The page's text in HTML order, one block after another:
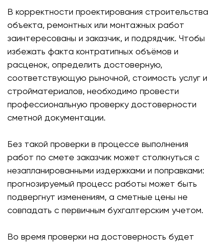
В корректности проектирования строительства
объекта, ремонтных или монтажных работ
заинтересованы и заказчик, и подрядчик. Чтобы
избежать факта контратипных объёмов и
расценок, определить достоверную,
соответствующую рыночной, стоимость услуг и
стройматериалов, необходимо провести
профессиональную проверку достоверности
сметной документации.
Без такой проверки в процессе выполнения
работ по смете заказчик может столкнуться с
незапланированными издержками и поправками:
прогнозируемый процесс работы может быть
подвергнут изменениям, а сметные цены не
совпадать с первичным бухгалтерским учетом.
Во время проверки на достоверность будет